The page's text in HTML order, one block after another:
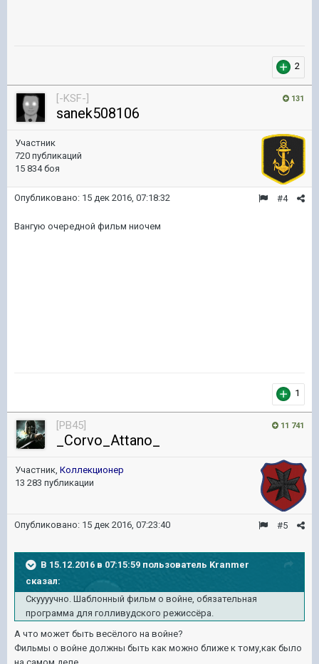
2
131
[-KSF-]
sanek508106
Участник
720 публикаций
15 834 боя
#4
Опубликовано: 15 дек 2016, 07:18:32
Вангую очередной фильм ниочем
1
11 741
[PB45]
_Corvo_Attano_
Участник, Коллекционер
13 283 публикации
#5
Опубликовано: 15 дек 2016, 07:23:40
В 15.12.2016 в 07:15:59 пользователь Kranmer
сказал:
Скуууучно. Шаблонный фильм о войне, обязательная
программа для голливудского режиссёра.
А что может быть весёлого на войне?
Фильмы о войне должны быть как можно ближе к тому,как было